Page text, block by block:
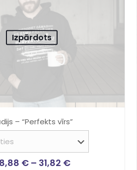
Izpārdots
– “Perfekts vīrs”
€ – 31,82 €